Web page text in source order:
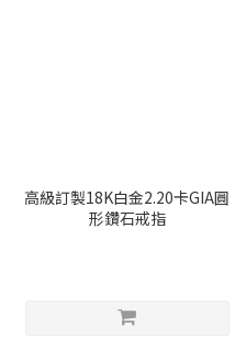
高級訂製18K白金2.20卡GIA圓
形鑽石戒指